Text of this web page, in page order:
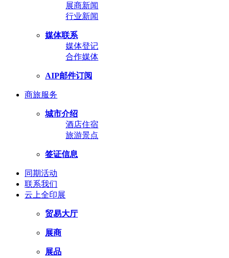
展商新闻
行业新闻
媒体联系
媒体登记
合作媒体
AIP邮件订阅
商旅服务
城市介绍
酒店住宿
旅游景点
签证信息
同期活动
联系我们
云上全印展
贸易大厅
展商
展品